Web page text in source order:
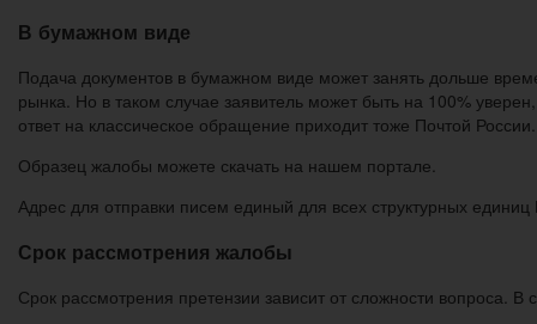
В бумажном виде
Подача документов в бумажном виде может занять дольше
рынка. Но в таком случае заявитель может быть на 100%
ответ на классическое обращение приходит тоже Почтой России.
Образец жалобы можете скачать на нашем портале.
Адрес для отправки писем единый для всех структурных
Срок рассмотрения жалобы
Срок рассмотрения претензии зависит от сложности вопроса.